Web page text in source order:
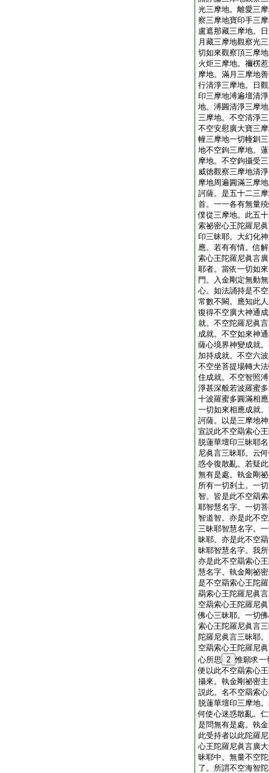
光三摩地。離愛三
察三摩地寶印手三
盧遮那藏三摩地。
月藏三摩地觀察光
切如來觀察頂三摩
火炬三摩地。禰楞
摩地。滿月三摩地
行清淨三摩地。日
印三摩地溥遍壇清
地。溥圓清淨三摩
三摩地。不空清淨
不空安慰廣大寶三
幢三摩地一切幢釧
地不空鉤三摩地。
摩地。不空鉤攝受
威徳觀察三摩地清
摩地周遍圓滿三摩
訶薩。是五十二三
首。一一各有無量
僕從三摩地。此五
索祕密心王陀羅尼
印三昧耶。大幻化
應。若有有情。信
索心王陀羅尼眞言
耶者。當依一切如
門。入金剛定無動
心。如法誦持是不
常數不闕。應知此
復得不空廣大神通
就。不空陀羅尼眞
成就。不空如來神
薩心境界神變成就
加持成就。不空六
不空坐菩提場轉大
住成就。不空智照
淨甚深般若波羅蜜
十波羅蜜多圓滿相
一切如來相應成就
訶薩。以是三摩地
宣説此不空羂索心
脱蓮華壇印三昧耶
尼眞言三昧耶。云
惑令復散亂。若疑
無有是處。執金剛
所有一切刹土。一
智。皆是此不空羂
耶智慧名字。一切
智道智。亦是此不
三昧耶智慧名字。
昧耶。亦是此不空
昧耶智慧名字。我
亦是此不空羂索心
慧名字。執金剛祕
是不空羂索心王陀
羂索心王陀羅尼眞
空羂索心王陀羅尼
佛心三昧耶。一切
索心王陀羅尼眞言
陀羅尼眞言三昧耶
空羂索心王陀羅尼
心所思 2 惟願求一
便以此不空羂索心
攝來。執金剛祕密
説此。名不空羂索
脱蓮華壇印三摩地
何使心迷惑散亂。
是問無有是處。執
此受持者以此陀羅
心王陀羅尼眞言廣
昧耶中。無量不空
了。所謂不空海智